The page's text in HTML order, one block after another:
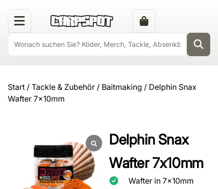
Start / Tackle & Zubehör / Baitmaking / Delphin Snax
Wafter 7x10mm
Delphin Snax
Wafter 7x10mm
Wafter in 7x10mm